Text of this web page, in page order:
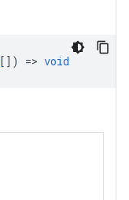
[]) => void